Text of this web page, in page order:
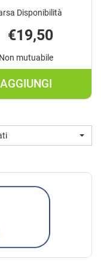
Disponibilità
€19,50
Non mutuabile
AGGIUNGI
AGGIUNGI
EFF